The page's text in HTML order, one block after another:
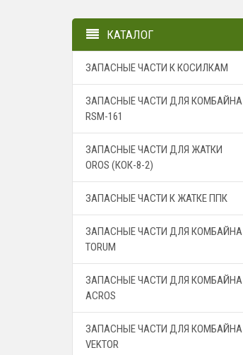
КАТАЛОГ
ЗАПАСНЫЕ ЧАСТИ К КОСИЛКАМ
ЗАПАСНЫЕ ЧАСТИ ДЛЯ КОМБАЙНА
RSM-161
ЗАПАСНЫЕ ЧАСТИ ДЛЯ ЖАТКИ
OROS (КОК-8-2)
ЗАПАСНЫЕ ЧАСТИ К ЖАТКЕ ППК
ЗАПАСНЫЕ ЧАСТИ ДЛЯ КОМБАЙНА
TORUM
ЗАПАСНЫЕ ЧАСТИ ДЛЯ КОМБАЙНА
ACROS
ЗАПАСНЫЕ ЧАСТИ ДЛЯ КОМБАЙНА
VEKTOR